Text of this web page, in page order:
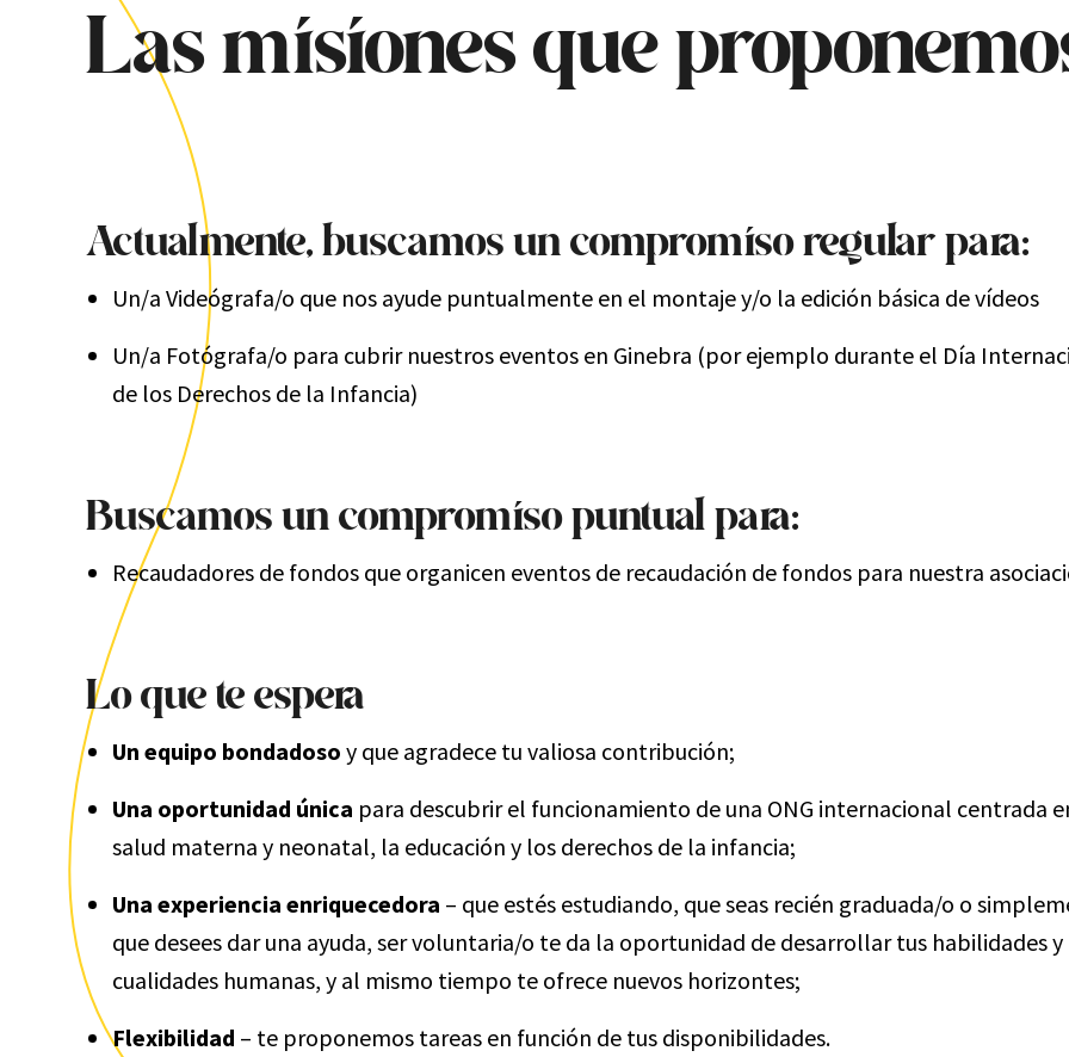
Las misiones que
Actualmente, buscamos un compromiso regularpara:
Un/a Videógrafa/o que nos ayude puntualmente en el montaje y/o la edición básica de vídeos
Un/a Fotógrafa/o para cubrir nuestros eventos en Ginebra (por ejemplo durante el Día
de los Derechos de la Infancia)
Buscamos un compromiso puntual para:
Recaudadores de fondos que organicen eventos de recaudación de fondos para nuestra
Lo que te espera
Un equipo bondadoso y que agradece tu valiosa contribución;
Una oportunidad única para descubrir el funcionamiento de una ONG internacional centrada
salud materna y neonatal, la educación y los derechos de la infancia;
Una experiencia enriquecedora – que estés estudiando, que seas recién graduada/o o
que desees dar una ayuda, ser voluntaria/o te da la oportunidad de desarrollar tus habilidades y
cualidades humanas, y al mismo tiempo te ofrece nuevos horizontes;
Flexibilidad – te proponemos tareas en función de tus disponibilidades.